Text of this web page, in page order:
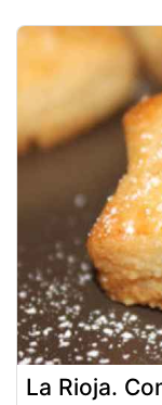
La Rioja.